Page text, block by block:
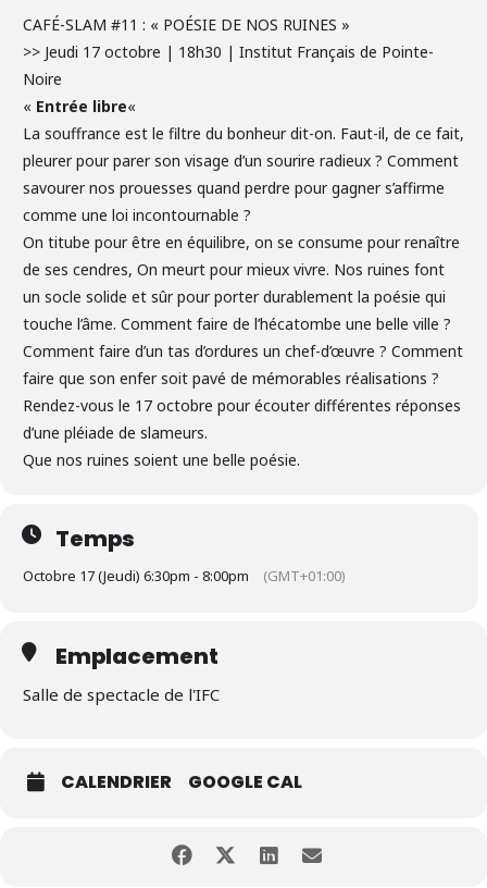
CAFÉ-SLAM #11 : « POÉSIE DE NOS RUINES »
>> Jeudi 17 octobre | 18h30 | Institut Français de Pointe-
Noire
« Entrée libre«
La souffrance est le filtre du bonheur dit-on. Faut-il, de ce fait,
pleurer pour parer son visage d’un sourire radieux ? Comment
savourer nos prouesses quand perdre pour gagner s’affirme
comme une loi incontournable ?
On titube pour être en équilibre, on se consume pour renaître
de ses cendres, On meurt pour mieux vivre. Nos ruines font
un socle solide et sûr pour porter durablement la poésie qui
touche l’âme. Comment faire de l’hécatombe une belle ville ?
Comment faire d’un tas d’ordures un chef-d’œuvre ? Comment
faire que son enfer soit pavé de mémorables réalisations ?
Rendez-vous le 17 octobre pour écouter différentes réponses
d’une pléiade de slameurs.
Que nos ruines soient une belle poésie.
Temps
Octobre 17 (Jeudi) 6:30pm - 8:00pm (GMT+01:00)
Emplacement
Salle de spectacle de l'IFC
CALENDRIER GOOGLE CAL